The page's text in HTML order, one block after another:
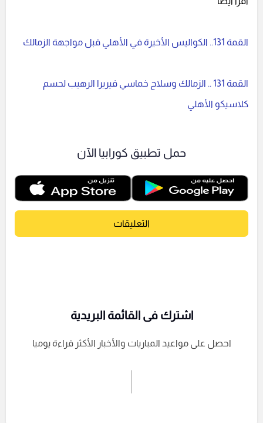
القمة 131.. الكواليس الأخيرة في الأهلي قبل مواجهة الزمالك
القمة 131 .. الزمالك وسلاح خماسي فيريرا الرهيب لحسم
كلاسيكو الأهلي
حمل تطبيق كورابيا الآن
التعليقات
إرسال تعليق
اشترك فى القائمة البريدية
احصل على مواعيد المباريات والأخبار الأكثر قراءة يوميا